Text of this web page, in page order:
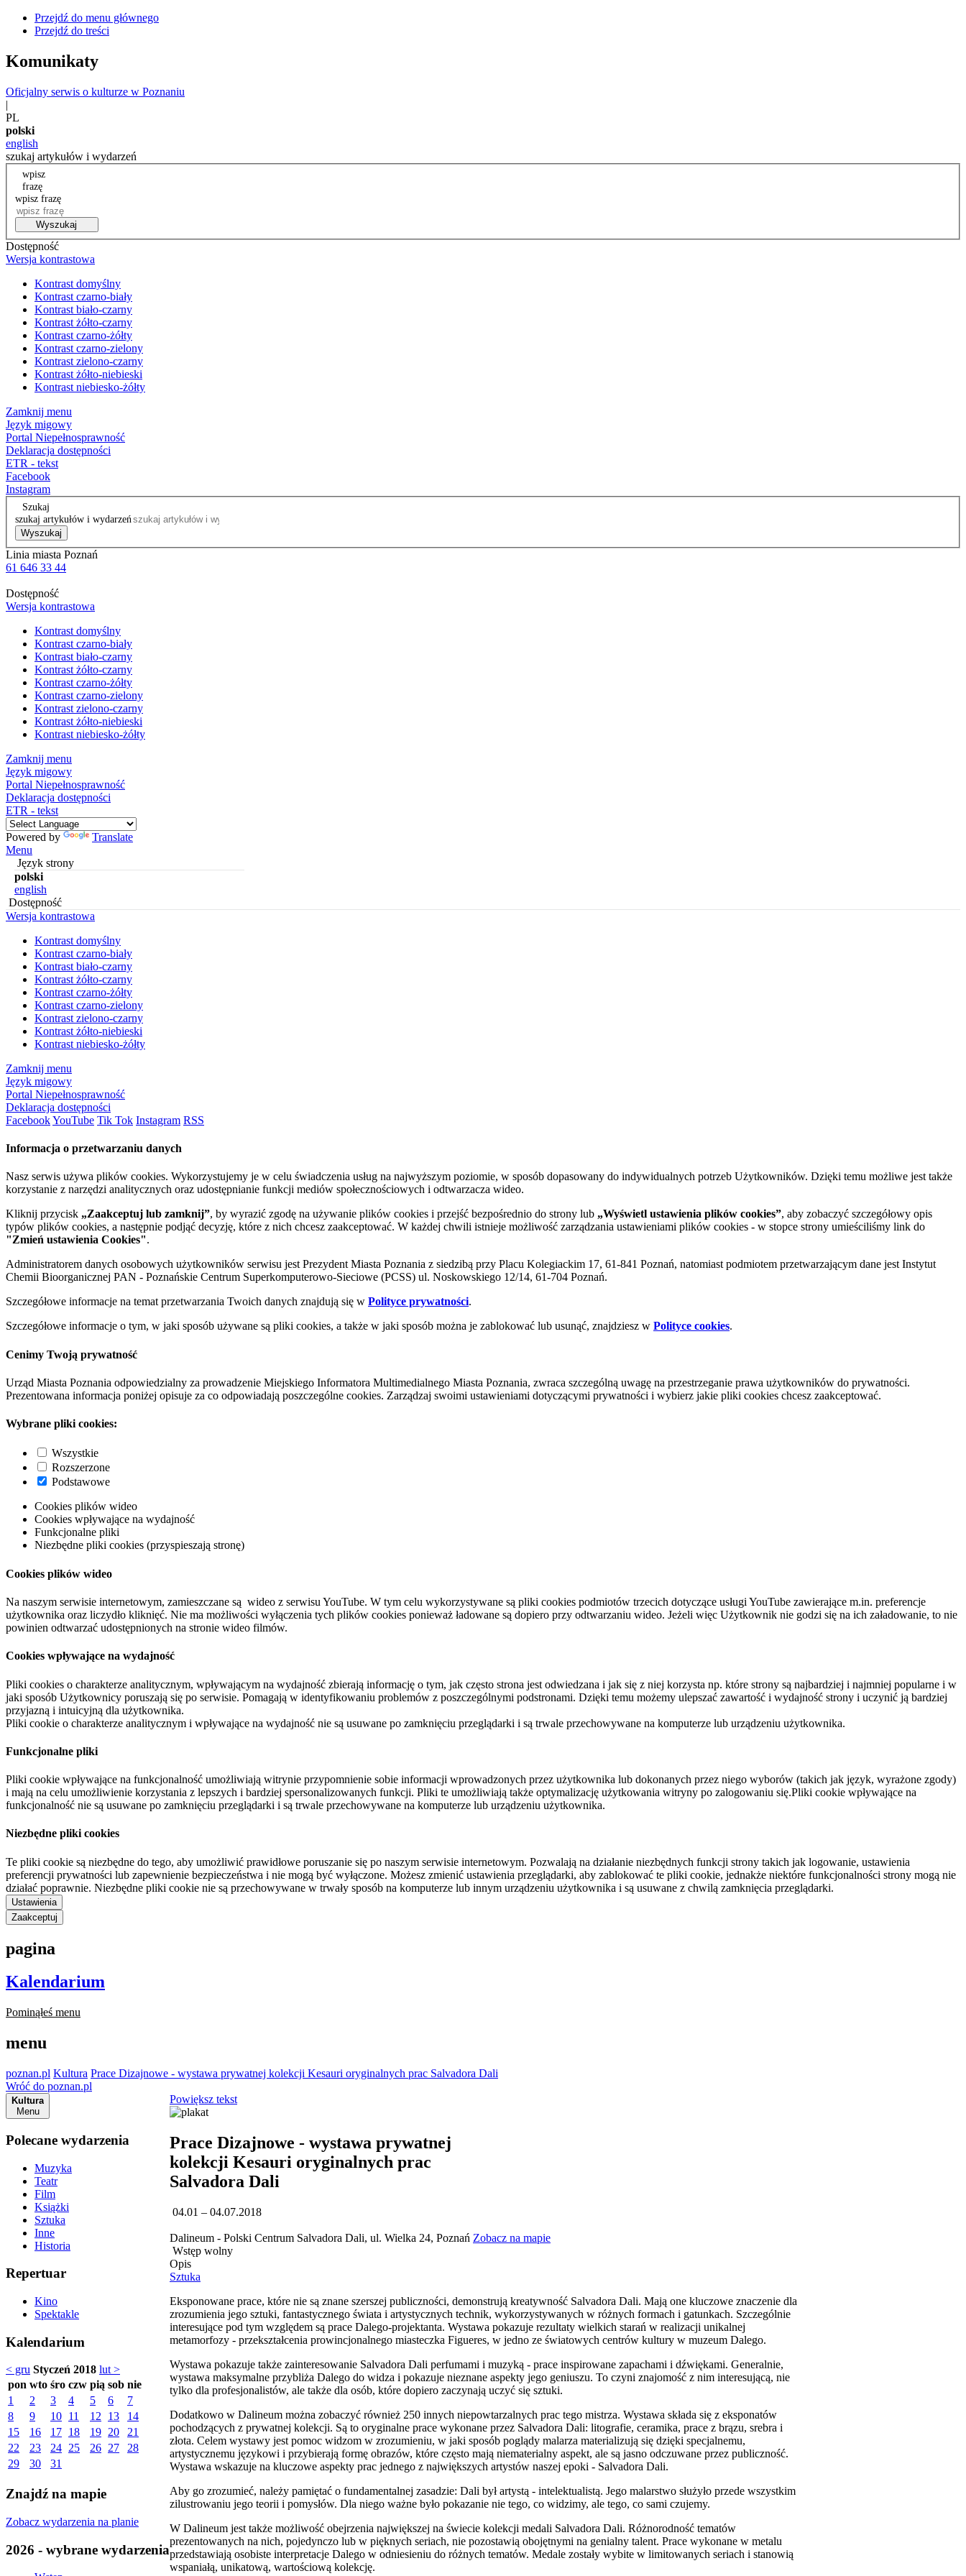
Przejdź do menu głównego
Przejdź do treści
Komunikaty
Oficjalny serwis o kulturze w Poznaniu
|
PL
polski
english
szukaj artykułów i wydarzeń
wpisz
frazę
wpisz frazę
Wyszukaj
Dostępność
Wersja kontrastowa
Kontrast domyślny
Kontrast czarno-biały
Kontrast biało-czarny
Kontrast żółto-czarny
Kontrast czarno-żółty
Kontrast czarno-zielony
Kontrast zielono-czarny
Kontrast żółto-niebieski
Kontrast niebiesko-żółty
Zamknij menu
Język migowy
Portal Niepełnosprawność
Deklaracja dostępności
ETR - tekst
Facebook
Instagram
Szukaj
szukaj artykułów i wydarzeń
Wyszukaj
Linia miasta Poznań
61 646 33 44
Dostępność
Wersja kontrastowa
Kontrast domyślny
Kontrast czarno-biały
Kontrast biało-czarny
Kontrast żółto-czarny
Kontrast czarno-żółty
Kontrast czarno-zielony
Kontrast zielono-czarny
Kontrast żółto-niebieski
Kontrast niebiesko-żółty
Zamknij menu
Język migowy
Portal Niepełnosprawność
Deklaracja dostępności
ETR - tekst
Powered by
Translate
Menu
Język strony
polski
english
Dostępność
Wersja kontrastowa
Kontrast domyślny
Kontrast czarno-biały
Kontrast biało-czarny
Kontrast żółto-czarny
Kontrast czarno-żółty
Kontrast czarno-zielony
Kontrast zielono-czarny
Kontrast żółto-niebieski
Kontrast niebiesko-żółty
Zamknij menu
Język migowy
Portal Niepełnosprawność
Deklaracja dostępności
FacebookYouTube Tik Tok Instagram RSS
Informacja o przetwarzaniu danych
Nasz serwis używa plików cookies. Wykorzystujemy je w celu świadczenia usług na najwyższym poziomie, w sposób dopasowany do indywidualnych potrzeb Użytkowników. Dzięki temu możliwe jest także
korzystanie z narzędzi analitycznych oraz udostępnianie funkcji mediów społecznościowych i odtwarzacza wideo.
Kliknij przycisk „Zaakceptuj lub zamknij”, by wyrazić zgodę na używanie plików cookies i przejść bezpośrednio do strony lub „Wyświetl ustawienia plików cookies”, aby zobaczyć szczegółowy opis
typów plików cookies, a następnie podjąć decyzję, które z nich chcesz zaakceptować. W każdej chwili istnieje możliwość zarządzania ustawieniami plików cookies - w stopce strony umieściliśmy link do
"Zmień ustawienia Cookies".
Administratorem danych osobowych użytkowników serwisu jest Prezydent Miasta Poznania z siedzibą przy Placu Kolegiackim 17, 61-841 Poznań, natomiast podmiotem przetwarzającym dane jest Instytut
Chemii Bioorganicznej PAN - Poznańskie Centrum Superkomputerowo-Sieciowe (PCSS) ul. Noskowskiego 12/14, 61-704 Poznań.
Szczegółowe informacje na temat przetwarzania Twoich danych znajdują się w Polityce prywatności.
Szczegółowe informacje o tym, w jaki sposób używane są pliki cookies, a także w jaki sposób można je zablokować lub usunąć, znajdziesz w Polityce cookies.
Cenimy Twoją prywatność
Urząd Miasta Poznania odpowiedzialny za prowadzenie Miejskiego Informatora Multimedialnego Miasta Poznania, zwraca szczególną uwagę na przestrzeganie prawa użytkowników do prywatności.
Prezentowana informacja poniżej opisuje za co odpowiadają poszczególne cookies. Zarządzaj swoimi ustawieniami dotyczącymi prywatności i wybierz jakie pliki cookies chcesz zaakceptować.
Wybrane pliki cookies:
Wszystkie
Rozszerzone
Podstawowe
Cookies plików wideo
Cookies wpływające na wydajność
Funkcjonalne pliki
Niezbędne pliki cookies (przyspieszają stronę)
Cookies plików wideo
Na naszym serwisie internetowym, zamieszczane są wideo z serwisu YouTube. W tym celu wykorzystywane są pliki cookies podmiotów trzecich dotyczące usługi YouTube zawierające m.in. preferencje
użytkownika oraz liczydło kliknięć. Nie ma możliwości wyłączenia tych plików cookies ponieważ ładowane są dopiero przy odtwarzaniu wideo. Jeżeli więc Użytkownik nie godzi się na ich załadowanie, to nie
powinien odtwarzać udostępnionych na stronie wideo filmów.
Cookies wpływające na wydajność
Pliki cookies o charakterze analitycznym, wpływającym na wydajność zbierają informację o tym, jak często strona jest odwiedzana i jak się z niej korzysta np. które strony są najbardziej i najmniej popularne i w
jaki sposób Użytkownicy poruszają się po serwisie. Pomagają w identyfikowaniu problemów z poszczególnymi podstronami. Dzięki temu możemy ulepszać zawartość i wydajność strony i uczynić ją bardziej
przyjazną i intuicyjną dla użytkownika.
Pliki cookie o charakterze analitycznym i wpływające na wydajność nie są usuwane po zamknięciu przeglądarki i są trwale przechowywane na komputerze lub urządzeniu użytkownika.
Funkcjonalne pliki
Pliki cookie wpływające na funkcjonalność umożliwiają witrynie przypomnienie sobie informacji wprowadzonych przez użytkownika lub dokonanych przez niego wyborów (takich jak język, wyrażone zgody)
i mają na celu umożliwienie korzystania z lepszych i bardziej spersonalizowanych funkcji. Pliki te umożliwiają także optymalizację użytkowania witryny po zalogowaniu się.Pliki cookie wpływające na
funkcjonalność nie są usuwane po zamknięciu przeglądarki i są trwale przechowywane na komputerze lub urządzeniu użytkownika.
Niezbędne pliki cookies
Te pliki cookie są niezbędne do tego, aby umożliwić prawidłowe poruszanie się po naszym serwisie internetowym. Pozwalają na działanie niezbędnych funkcji strony takich jak logowanie, ustawienia
preferencji prywatności lub zapewnienie bezpieczeństwa i nie mogą być wyłączone. Możesz zmienić ustawienia przeglądarki, aby zablokować te pliki cookie, jednakże niektóre funkcjonalności strony mogą nie
działać poprawnie. Niezbędne pliki cookie nie są przechowywane w trwały sposób na komputerze lub innym urządzeniu użytkownika i są usuwane z chwilą zamknięcia przeglądarki.
Ustawienia
Zaakceptuj
pagina
Kalendarium
Pominąłeś menu
menu
poznan.pl Kultura Prace Dizajnowe - wystawa prywatnej kolekcji Kesauri oryginalnych prac Salvadora Dali
Wróć do poznan.pl
Kultura
Menu
Polecane wydarzenia
Muzyka
Teatr
Film
Książki
Sztuka
Inne
Historia
Repertuar
Kino
Spektakle
Kalendarium
< gru Styczeń 2018 lut >
pon wto śro czw pią sob nie
1
2 3 4 5 6
7
8
9 10 11 12 13
14
15
16 17 18 19 20
21
22
23 24 25 26 27
28
29
30 31
Znajdź na mapie
Zobacz wydarzenia na planie
2026 - wybrane wydarzenia
Powiększ tekst
Prace Dizajnowe - wystawa prywatnej
kolekcji Kesauri oryginalnych prac
Salvadora Dali
04.01 – 04.07.2018
Dalineum - Polski Centrum Salvadora Dali, ul. Wielka 24, Poznań Zobacz na mapie
Wstęp wolny
Opis
Sztuka
Eksponowane prace, które nie są znane szerszej publiczności, demonstrują kreatywność Salvadora Dali. Mają one kluczowe znaczenie dla
zrozumienia jego sztuki, fantastycznego świata i artystycznych technik, wykorzystywanych w różnych formach i gatunkach. Szczególnie
interesujące pod tym względem są prace Dalego-projektanta. Wystawa pokazuje rezultaty wielkich starań w realizacji unikalnej
metamorfozy - przekształcenia prowincjonalnego miasteczka Figueres, w jedno ze światowych centrów kultury w muzeum Dalego.
Wystawa pokazuje także zainteresowanie Salvadora Dali perfumami i muzyką - prace inspirowane zapachami i dźwiękami. Generalnie,
wystawa maksymalne przybliża Dalego do widza i pokazuje nieznane aspekty jego geniuszu. To czyni znajomość z nim interesującą, nie
tylko dla profesjonalistów, ale także dla osób, które dopiero zaczynają uczyć się sztuki.
Dodatkowo w Dalineum można zobaczyć również 250 innych niepowtarzalnych prac tego mistrza. Wystawa składa się z eksponatów
pochodzących z prywatnej kolekcji. Są to oryginalne prace wykonane przez Salvadora Dali: litografie, ceramika, prace z brązu, srebra i
złota. Celem wystawy jest pomoc widzom w zrozumieniu, w jaki sposób poglądy malarza materializują się dzięki specjalnemu,
artystycznemu językowi i przybierają formę obrazów, które często mają niematerialny aspekt, ale są jasno odczuwane przez publiczność.
Wystawa wskazuje na kluczowe aspekty prac jednego z największych artystów naszej epoki - Salvadora Dali.
Aby go zrozumieć, należy pamiętać o fundamentalnej zasadzie: Dali był artystą - intelektualistą. Jego malarstwo służyło przede wszystkim
zilustrowaniu jego teorii i pomysłów. Dla niego ważne było pokazanie nie tego, co widzimy, ale tego, co sami czujemy.
W Dalineum jest także możliwość obejrzenia największej na świecie kolekcji medali Salvadora Dali. Różnorodność tematów
prezentowanych na nich, pojedynczo lub w pięknych seriach, nie pozostawią obojętnymi na genialny talent. Prace wykonane w metalu
przedstawiają osobiste interpretacje Dalego w odniesieniu do różnych tematów. Medale zostały wybite w limitowanych seriach i stanowią
wspaniałą, unikatową, wartościową kolekcję.